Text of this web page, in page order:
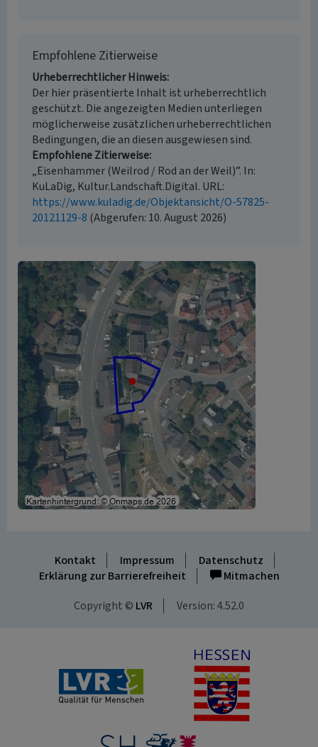
Empfohlene Zitierweise
Urheberrechtlicher Hinweis
Der hier präsentierte Inhalt ist urheberrechtlich
geschützt. Die angezeigten Medien unterliegen
möglicherweise zusätzlichen urheberrechtlichen
Bedingungen, die an diesen ausgewiesen sind.
Empfohlene Zitierweise
„Eisenhammer (Weilrod / Rod an der Weil)”. In:
KuLaDig, Kultur.Landschaft.Digital. URL:
https://www.kuladig.de/Objektansicht/O-57825-
20121129-8 (Abgerufen: 10. August 2026)
Kontakt Impressum
Datenschutz
Erklärung zur Barrierefreiheit
Mitmachen
Copyright © LVR Version: 4.52.0